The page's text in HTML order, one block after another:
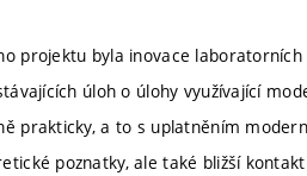
projektu byla inovace
úloh o úlohy využívající
prakticky, a to s uplatněním
poznatky, ale také bližší